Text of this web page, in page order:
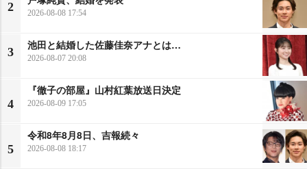
2 2026-08-08 17:54
3
池田と結婚した佐藤佳奈アナとは…
2026-08-07 20:08
4
『徹子の部屋』山村紅葉放送日決定
2026-08-09 17:05
5
令和8年8月8日、吉報続々
2026-08-08 18:17